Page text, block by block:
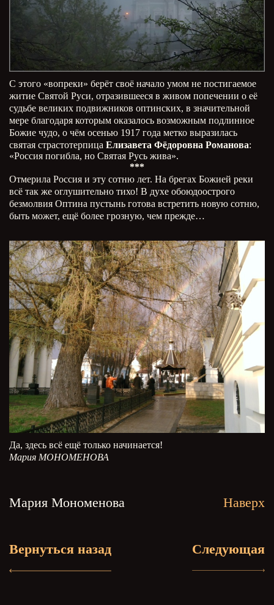
С этого «вопреки» берёт своё начало умом не постигаемое
житие Святой Руси, отразившееся в живом попечении о её
судьбе великих подвижников оптинских, в значительной
мере благодаря которым оказалось возможным подлинное
Божие чудо, о чём осенью 1917 года метко выразилась
святая страстотерпица Елизавета Фёдоровна Романова:
«Россия погибла, но Святая Русь жива».
***
Отмерила Россия и эту сотню лет. На брегах Божией реки
всё так же оглушительно тихо! В духе обоюдоострого
безмолвия Оптина пустынь готова встретить новую сотню,
быть может, ещё более грозную, чем прежде…
Да, здесь всё ещё только начинается!
Мария МОНОМЕНОВА
Мария Мономенова Наверх
Вернуться назад Следующая